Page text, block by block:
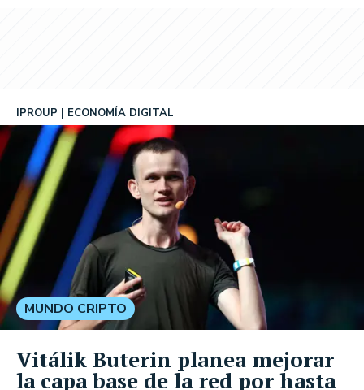
IPROUP ECONOMÍA DIGITAL
MUNDO CRIPTO
Vitálik Buterin planea mejorar
la capa base de la red por hasta